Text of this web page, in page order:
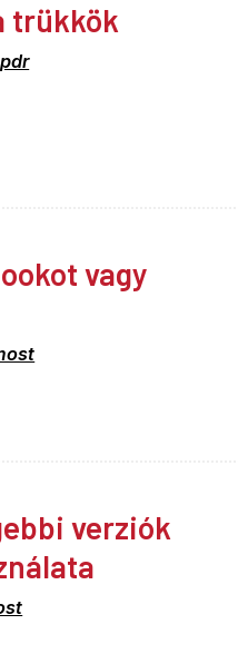
trükkök
vagy
verziók